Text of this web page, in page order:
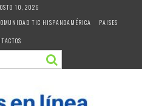
10, 2026
TIC HISPANOAMÉRICA
PAISES